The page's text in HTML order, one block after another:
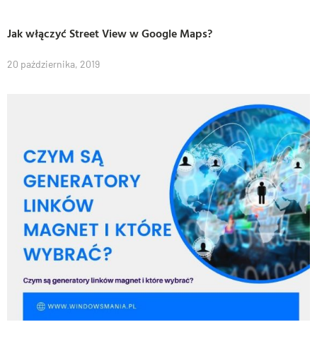
Jak włączyć Street View w Google Maps?
20 października, 2019